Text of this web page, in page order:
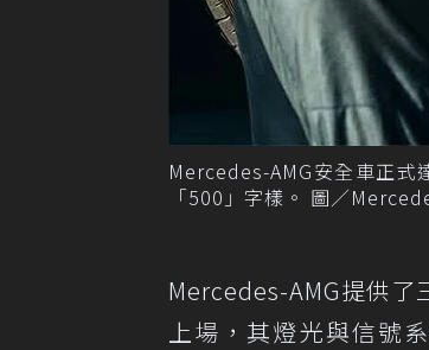
Mercedes-AMG安全車正
「500」字樣。 圖／
Mercedes-AMG提供了
上場，其燈光與信號